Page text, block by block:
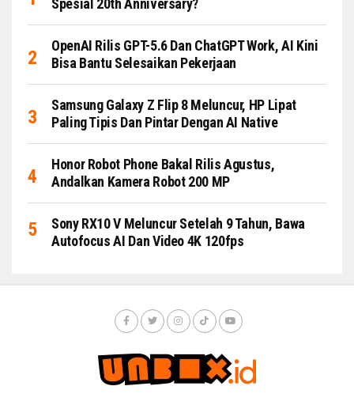
Spesial 20th Anniversary?
OpenAI Rilis GPT-5.6 Dan ChatGPT Work, AI Kini
Bisa Bantu Selesaikan Pekerjaan
Samsung Galaxy Z Flip 8 Meluncur, HP Lipat
Paling Tipis Dan Pintar Dengan AI Native
Honor Robot Phone Bakal Rilis Agustus,
Andalkan Kamera Robot 200 MP
Sony RX10 V Meluncur Setelah 9 Tahun, Bawa
Autofocus AI Dan Video 4K 120fps